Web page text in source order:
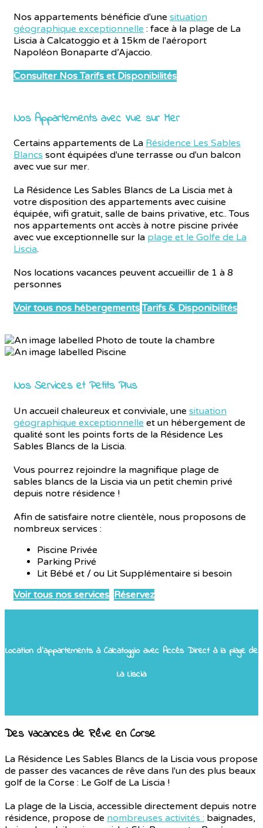
Nos appartements bénéficie d'une situation
géographique exceptionnelle : face à la plage de La
Liscia à Calcatoggio et à 15km de l'aéroport
Napoléon Bonaparte d’Ajaccio.
Consulter Nos Tarifs et Disponibilités
Nos Appartements avec Vue sur Mer
Certains appartements de La Résidence Les Sables
Blancs sont équipées d'une terrasse ou d'un balcon
avec vue sur mer.
La Résidence Les Sables Blancs de La Liscia met à
votre disposition des appartements avec cuisine
équipée, wifi gratuit, salle de bains privative, etc.. Tous
nos appartements ont accès à notre piscine privée
avec vue exceptionnelle sur la plage et le Golfe de La
Liscia.
Nos locations vacances peuvent accueillir de 1 à 8
personnes
Voir tous nos hébergements Tarifs & Disponibilités
Nos Services et Petits Plus
Un accueil chaleureux et conviviale, une situation
géographique exceptionnelle et un hébergement de
qualité sont les points forts de la Résidence Les
Sables Blancs de la Liscia.
Vous pourrez rejoindre la magnifique plage de
sables blancs de la Liscia via un petit chemin privé
depuis notre résidence !
Afin de satisfaire notre clientèle, nous proposons de
nombreux services :
Piscine Privée
Parking Privé
Lit Bébé et / ou Lit Supplémentaire si besoin
Voir tous nos services Réservez
Location d'appartements à Calcatoggio avec Accès Direct à la plage de
La Liscia
Des Vacances de Rêve en Corse
La Résidence Les Sables Blancs de la Liscia vous propose
de passer des vacances de rêve dans l'un des plus beaux
golf de la Corse : Le Golf de La Liscia !
La plage de la Liscia, accessible directement depuis notre
résidence, propose de nombreuses activités : baignades,